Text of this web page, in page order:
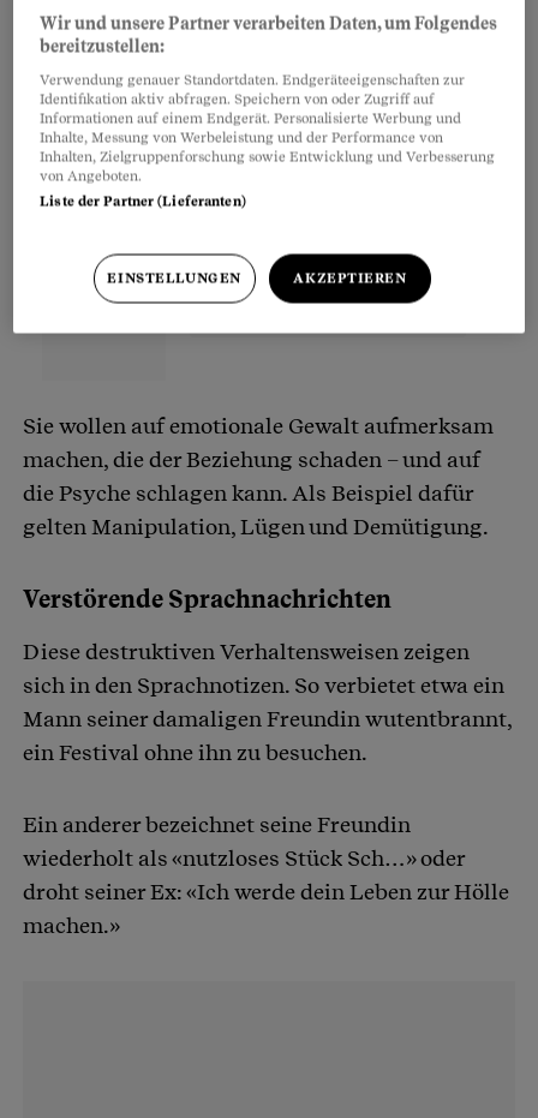
Partnerinhalte
Sie wollen auf emotionale Gewalt aufmerksam
machen, die der Beziehung schaden – und auf
die Psyche schlagen kann. Als Beispiel dafür
gelten Manipulation, Lügen und Demütigung.
Verstörende Sprachnachrichten
Diese destruktiven Verhaltensweisen zeigen
sich in den Sprachnotizen. So verbietet etwa ein
Mann seiner damaligen Freundin wutentbrannt,
ein Festival ohne ihn zu besuchen.
Ein anderer bezeichnet seine Freundin
wiederholt als «nutzloses Stück Sch…» oder
droht seiner Ex: «Ich werde dein Leben zur Hölle
machen.»
Wir und unsere Partner verarbeiten Daten, um Folgendes
bereitzustellen:
Verwendung genauer Standortdaten. Endgeräteeigenschaften zur
Identifikation aktiv abfragen. Speichern von oder Zugriff auf
Informationen auf einem Endgerät. Personalisierte Werbung und
Inhalte, Messung von Werbeleistung und der Performance von
Inhalten, Zielgruppenforschung sowie Entwicklung und Verbesserung
von Angeboten.
Liste der Partner (Lieferanten)
EINSTELLUNGEN AKZEPTIEREN